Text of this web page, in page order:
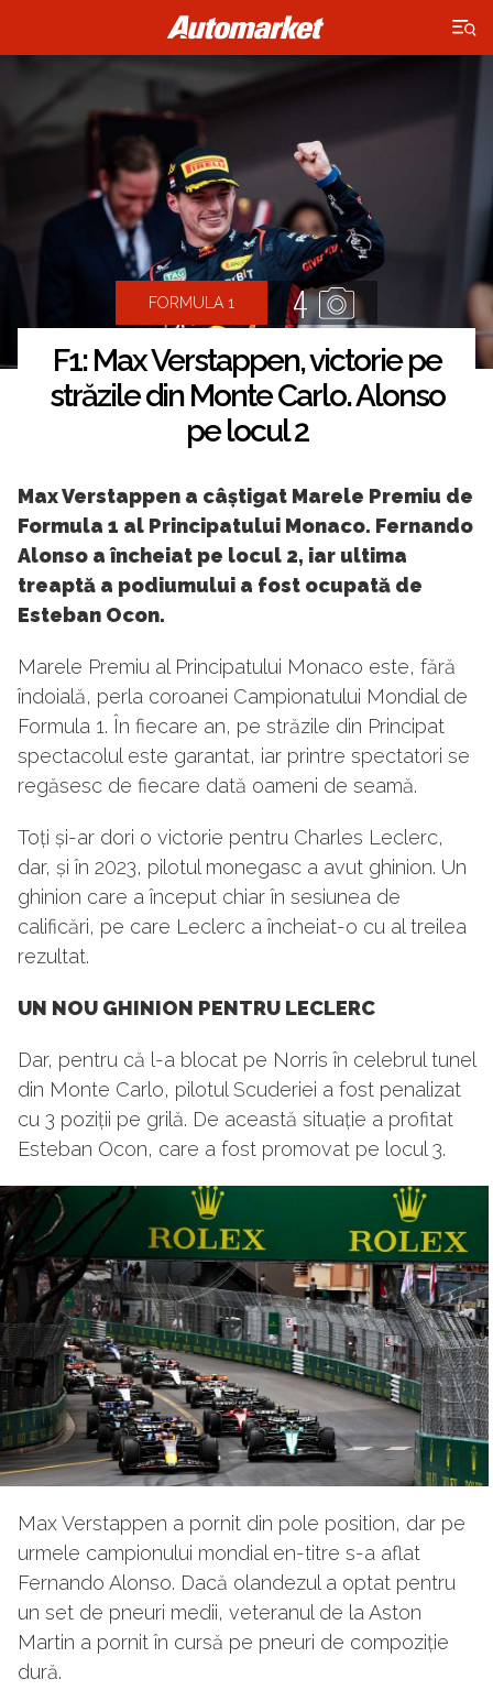
×
FORMULA 1 4
F1: Max Verstappen, victorie pe
străzile din Monte Carlo. Alonso
pe locul 2
Max Verstappen a câștigat Marele Premiu de
Formula 1 al Principatului Monaco. Fernando
Alonso a încheiat pe locul 2, iar ultima
treaptă a podiumului a fost ocupată de
Esteban Ocon.
Marele Premiu al Principatului Monaco este, fără
îndoială, perla coroanei Campionatului Mondial de
Formula 1. În fiecare an, pe străzile din Principat
spectacolul este garantat, iar printre spectatori se
regăsesc de fiecare dată oameni de seamă.
Toți și-ar dori o victorie pentru Charles Leclerc,
dar, și în 2023, pilotul monegasc a avut ghinion. Un
ghinion care a început chiar în sesiunea de
calificări, pe care Leclerc a încheiat-o cu al treilea
rezultat.
UN NOU GHINION PENTRU LECLERC
Dar, pentru că l-a blocat pe Norris în celebrul tunel
din Monte Carlo, pilotul Scuderiei a fost penalizat
cu 3 poziții pe grilă. De această situație a profitat
Esteban Ocon, care a fost promovat pe locul 3.
Max Verstappen a pornit din pole position, dar pe
urmele campionului mondial en-titre s-a aflat
Fernando Alonso. Dacă olandezul a optat pentru
un set de pneuri medii, veteranul de la Aston
Martin a pornit în cursă pe pneuri de compoziție
dură.